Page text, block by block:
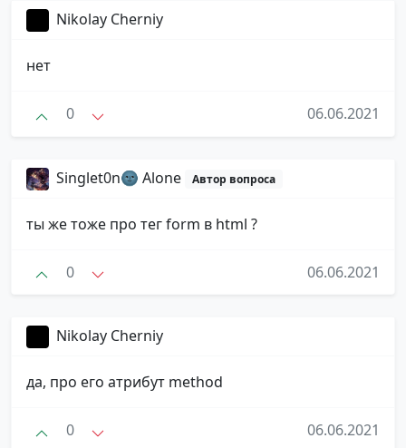
Nikolay Cherniy
нет
0 06.06.2021
Singlet0n🌚 Alone Автор вопроса
ты же тоже про тег form в html ?
0 06.06.2021
Nikolay Cherniy
да, про его атрибут method
0 06.06.2021